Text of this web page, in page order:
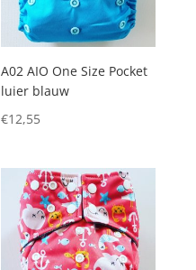
A02 AIO One Size Pocket
luier blauw
€12,55